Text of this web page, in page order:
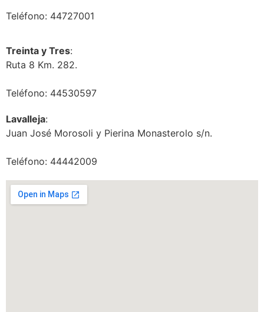
Teléfono: 44727001
Treinta y Tres:
Ruta 8 Km. 282.
Teléfono: 44530597
Lavalleja:
Juan José Morosoli y Pierina Monasterolo s/n.
Teléfono: 44442009